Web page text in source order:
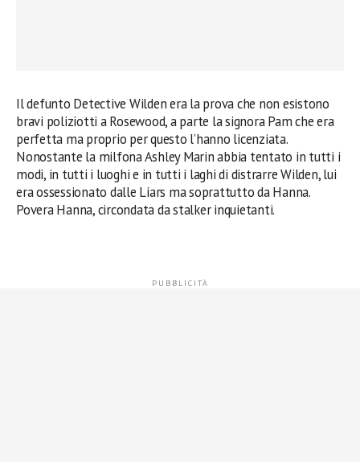
Il defunto Detective Wilden era la prova che non esistono
bravi poliziotti a Rosewood, a parte la signora Pam che era
perfetta ma proprio per questo l’hanno licenziata.
Nonostante la milfona Ashley Marin abbia tentato in tutti i
modi, in tutti i luoghi e in tutti i laghi di distrarre Wilden, lui
era ossessionato dalle Liars ma soprattutto da Hanna.
Povera Hanna, circondata da stalker inquietanti.